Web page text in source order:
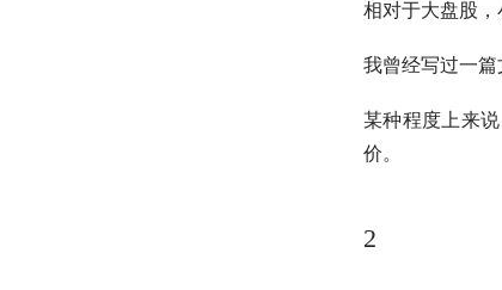
相对于大盘股
我曾经写过一篇
某种程度上来
价。
2